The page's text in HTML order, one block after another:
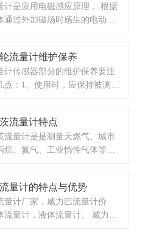
计是应用电磁感应原理， 根据
通过外加磁场时感生的电动势
流量计维护保养
计传感器部分的维护保养要注
点：1、使用时，应保持被测介
缓慢的充满介质，然后再开启
（阀门应安装在流量计后
禁传感器处于无介质状态时受
流量计特点
流量计是是测量天燃气、城市
烷、氮气、工业惰性气体等非
量计的特点与优势
量计厂家，威力巴流量计价
流量计，液体流量计。 威力巴